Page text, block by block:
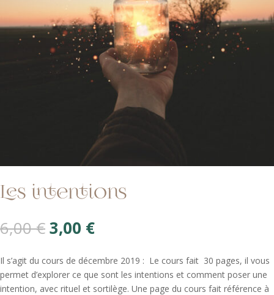
Les intentions
6,00€Le
prix
initial
était :
6,00 €.
3,00 €Le
actuel
est :
3,00 €.
Il s’agit du cours de décembre 2019 : Le cours fait 30 pages, il vous
permet d’explorer ce que sont les intentions et comment poser une
intention, avec rituel et sortilège. Une page du cours fait référence à